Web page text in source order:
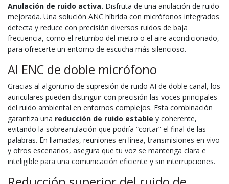
Anulación de ruido activa. Disfruta de una anulación de ruido
mejorada. Una solución ANC híbrida con micrófonos integrados
detecta y reduce con precisión diversos ruidos de baja
frecuencia, como el retumbo del metro o el aire acondicionado,
para ofrecerte un entorno de escucha más silencioso.
AI ENC de doble micrófono
Gracias al algoritmo de supresión de ruido AI de doble canal, los
auriculares pueden distinguir con precisión las voces principales
del ruido ambiental en entornos complejos. Esta combinación
garantiza una reducción de ruido estable y coherente,
evitando la sobreanulación que podría “cortar” el final de las
palabras. En llamadas, reuniones en línea, transmisiones en vivo
y otros escenarios, asegura que tu voz se mantenga clara e
inteligible para una comunicación eficiente y sin interrupciones.